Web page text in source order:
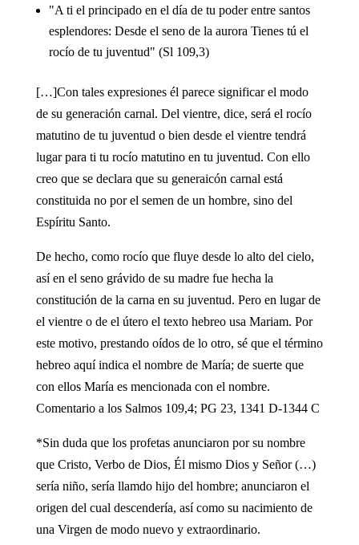
"A ti el principado en el día de tu poder entre santos
esplendores: Desde el seno de la aurora Tienes tú el
rocío de tu juventud" (Sl 109,3)
[…]Con tales expresiones él parece significar el modo
de su generación carnal. Del vientre, dice, será el rocío
matutino de tu juventud o bien desde el vientre tendrá
lugar para ti tu rocío matutino en tu juventud. Con ello
creo que se declara que su generaicón carnal está
constituida no por el semen de un hombre, sino del
Espíritu Santo.
De hecho, como rocío que fluye desde lo alto del cielo,
así en el seno grávido de su madre fue hecha la
constitución de la carna en su juventud. Pero en lugar de
el vientre o de el útero el texto hebreo usa Mariam. Por
este motivo, prestando oídos de lo otro, sé que el término
hebreo aquí indica el nombre de María; de suerte que
con ellos María es mencionada con el nombre.
Comentario a los Salmos 109,4; PG 23, 1341 D-1344 C
*Sin duda que los profetas anunciaron por su nombre
que Cristo, Verbo de Dios, Él mismo Dios y Señor (…)
sería niño, sería llamdo hijo del hombre; anunciaron el
origen del cual descendería, así como su nacimiento de
una Virgen de modo nuevo y extraordinario.